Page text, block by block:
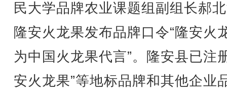
民大学品牌农业课题组副组长郝
隆安火龙果发布品牌口令“隆安火
为中国火龙果代言”。隆安县已注
安火龙果”等地标品牌和其他企业